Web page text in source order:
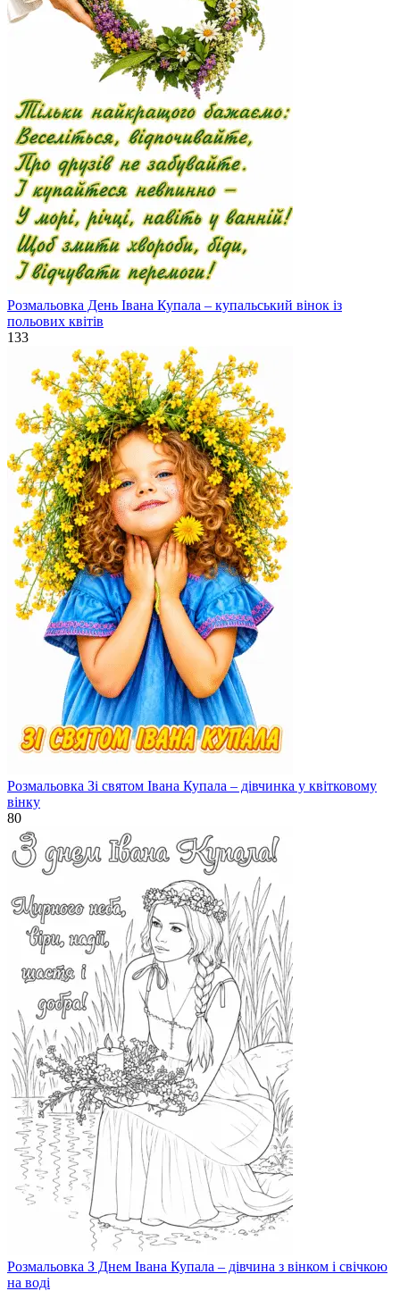
Розмальовка День Івана Купала – купальський вінок із
польових квітів
133
Розмальовка Зі святом Івана Купала – дівчинка у квітковому
вінку
80
Розмальовка З Днем Івана Купала – дівчина з вінком і свічкою
на воді